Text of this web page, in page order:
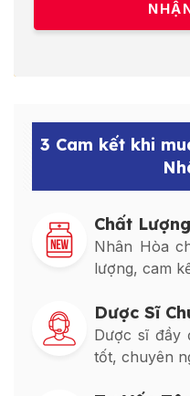
3 Cam kết khi
Chất
Nhân Hòa
lượng, cam
Dược Sĩ
Dược sĩ đầy
tốt, chuyên